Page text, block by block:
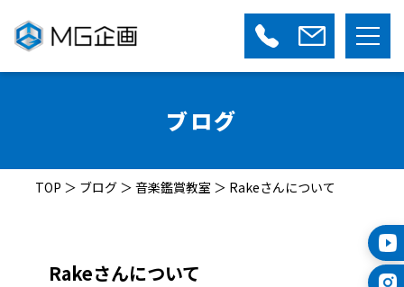
ブログ
TOP ＞ ブログ ＞ 音楽鑑賞教室 ＞ Rakeさんについて
Rakeさんについて